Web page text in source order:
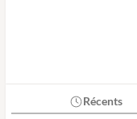
Récents